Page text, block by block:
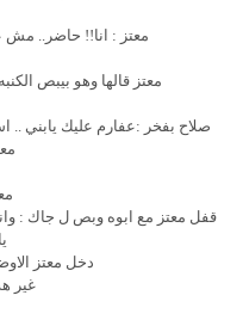
معتز : انا!! حاضر..
معتز قالها وهو بيبص
صلاح بفخر :عفارم عليك يابني
قفل معتز مع ابوه وبص ل جاك :
دخل معتز
غير